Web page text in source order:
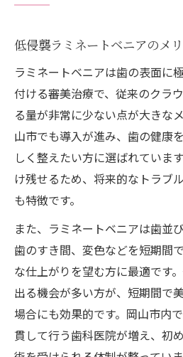
低侵襲ラミネートベニアのメ
ラミネートベニアは歯の表面に
付ける審美治療で、従来のクラ
る量が非常に少ない点が大きな
山市でも導入が進み、歯の健康
しく整えたい方に選ばれていま
け残せるため、将来的なトラブ
も特徴です。
また、ラミネートベニアは歯並
歯のすき間、変色などを短期間
な仕上がりを望む方に最適です
出る機会が多い方が、短期間で
場合にも効果的です。岡山市内
貫して行う歯科医院が増え、初